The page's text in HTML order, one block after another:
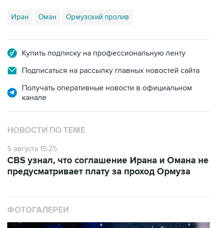
Иран Оман Ормузский пролив
Купить подписку на профессиональную ленту
Подписаться на рассылку главных новостей сайта
Получать оперативные новости в официальном
канале
НОВОСТИ ПО ТЕМЕ
5 августа 15:25
CBS узнал, что соглашение Ирана и Омана не
предусматривает плату за проход Ормуза
ФОТОГАЛЕРЕИ